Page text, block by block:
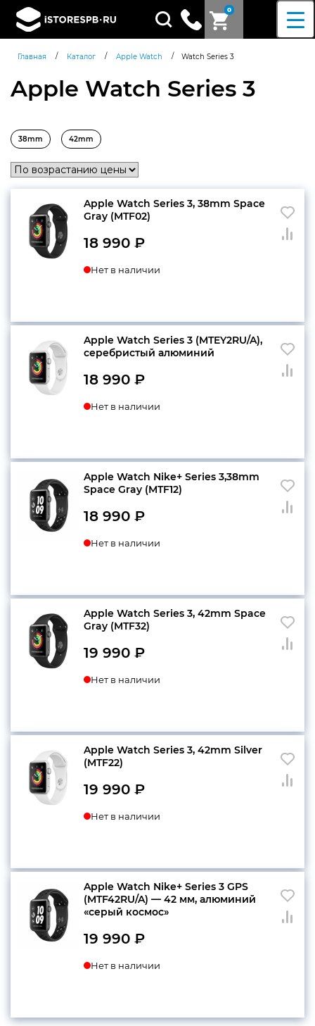
0
Поиск
товаров
Главная / Каталог / Apple Watch / Watch Series 3
Apple Watch Series 3
38mm 42mm
Apple Watch Series 3, 38mm Space
Gray (MTF02)
18 990 ₽
Нет в наличии
Apple Watch Series 3 (MTEY2RU/A),
серебристый алюминий
18 990 ₽
Нет в наличии
Apple Watch Nike+ Series 3,38mm
Space Gray (MTF12)
18 990 ₽
Нет в наличии
Apple Watch Series 3, 42mm Space
Gray (MTF32)
19 990 ₽
Нет в наличии
Apple Watch Series 3, 42mm Silver
(MTF22)
19 990 ₽
Нет в наличии
Apple Watch Nike+ Series 3 GPS
(MTF42RU/A) — 42 мм, алюминий
«серый космос»
19 990 ₽
Нет в наличии
конфиденциальности
выходных)